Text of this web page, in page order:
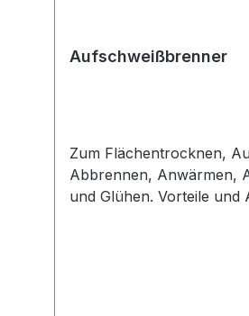
Aufschweißbrenner
Zum Flächentrocknen,
Abbrennen, Anwärmen,
und Glühen. Vorteile und Ausstattung: